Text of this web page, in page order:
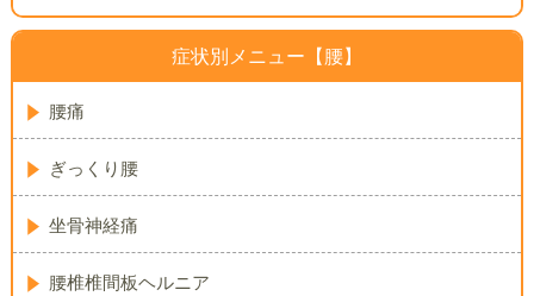
症状別メニュー【腰】
腰痛
ぎっくり腰
坐骨神経痛
腰椎椎間板ヘルニア